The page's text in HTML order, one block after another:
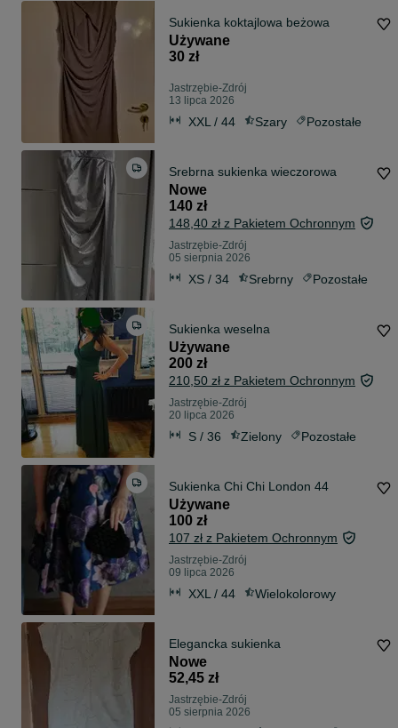
Sukienka koktajlowa beżowa
Używane
30 zł
Jastrzębie-Zdrój
13 lipca 2026
XXL / 44 Szary Pozostałe
Srebrna sukienka wieczorowa
Nowe
140 zł
148,40 zł z Pakietem Ochronnym
Jastrzębie-Zdrój
05 sierpnia 2026
XS / 34 Srebrny Pozostałe
Sukienka weselna
Używane
200 zł
210,50 zł z Pakietem Ochronnym
Jastrzębie-Zdrój
20 lipca 2026
S / 36 Zielony Pozostałe
Sukienka Chi Chi London 44
Używane
100 zł
107 zł z Pakietem Ochronnym
Jastrzębie-Zdrój
09 lipca 2026
XXL / 44 Wielokolorowy
Elegancka sukienka
Nowe
52,45 zł
Jastrzębie-Zdrój
05 sierpnia 2026